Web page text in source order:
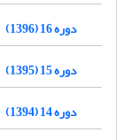
دوره 16 (1396)
دوره 15 (1395)
دوره 14 (1394)